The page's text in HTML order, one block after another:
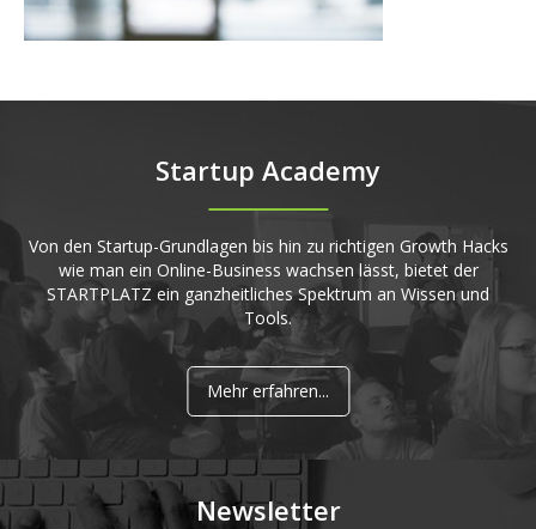
Startup Academy
Von den Startup-Grundlagen bis hin zu richtigen Growth Hacks
wie man ein Online-Business wachsen lässt, bietet der
STARTPLATZ ein ganzheitliches Spektrum an Wissen und
Tools.
Mehr erfahren...
Newsletter